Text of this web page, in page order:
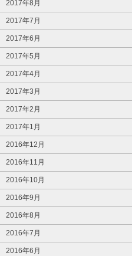
2017年8月
2017年7月
2017年6月
2017年5月
2017年4月
2017年3月
2017年2月
2017年1月
2016年12月
2016年11月
2016年10月
2016年9月
2016年8月
2016年7月
2016年6月